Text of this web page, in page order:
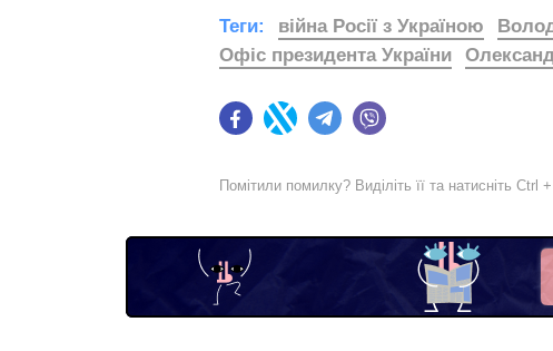
FacebookTwitter Telegram
Теги: війна Росії з Україною
Офіс президента України
Помітили помилку? Виділіть її та натисніть Ctrl +